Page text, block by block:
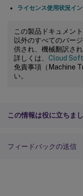
ライセンス使用状況イ
この製品ドキュメン
以外のすべてのバー
供され、機械翻訳さ
詳しくは、 Cloud
免責事項（Machine
い。
この情報は役に立ちま
フィードバックの送信